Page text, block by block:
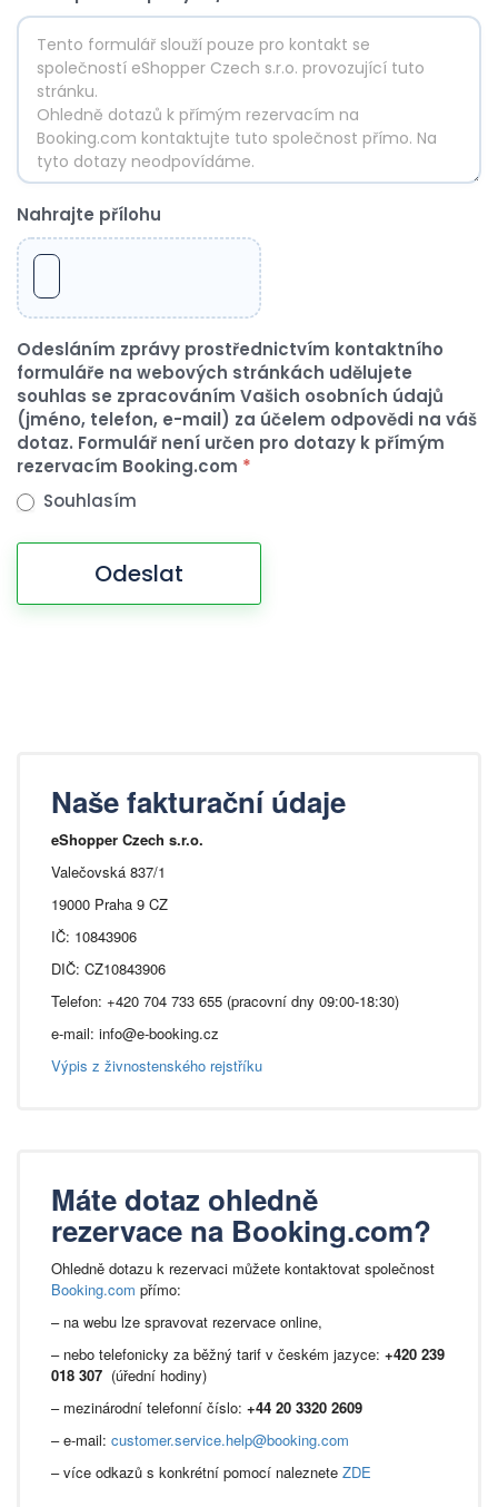
Nahrajte přílohu
Odesláním zprávy prostřednictvím kontaktního
formuláře na webových stránkách udělujete
souhlas se zpracováním Vašich osobních údajů
(jméno, telefon, e-mail) za účelem odpovědi na váš
dotaz. Formulář není určen pro dotazy k přímým
rezervacím Booking.com *
Souhlasím
Odeslat
Naše fakturační údaje
eShopper Czech s.r.o.
Valečovská 837/1
19000 Praha 9 CZ
IČ: 10843906
DIČ: CZ10843906
Telefon: +420 704 733 655 (pracovní dny 09:00-18:30)
e-mail: info@e-booking.cz
Výpis z živnostenského rejstříku
Máte dotaz ohledně
rezervace na Booking.com?
Ohledně dotazu k rezervaci můžete kontaktovat společnost
Booking.com přímo:
– na webu lze spravovat rezervace online,
– nebo telefonicky za běžný tarif v českém jazyce: +420 239
018 307 (úřední hodiny)
– mezinárodní telefonní číslo: +44 20 3320 2609
– e-mail: customer.service.help@booking.com
– více odkazů s konkrétní pomocí naleznete ZDE